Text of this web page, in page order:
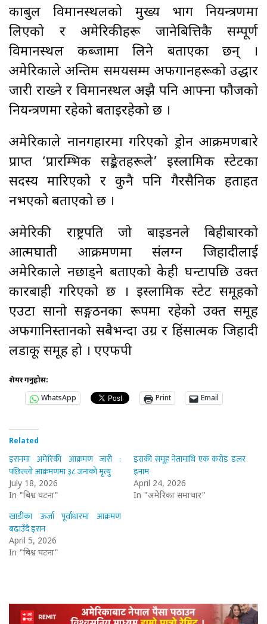
काबुल विमानस्थलको मुख्य भाग नियन्त्रणमा
लिएको र अमेरिकीहरू जानेबित्तिकै सम्पूर्ण
विमानस्थल कब्जामा लिने बताएका छन् ।
अमेरिकाले अन्तिम समयसम्म अफगानहरूको उद्धार
जारी राख्ने र विमानस्थल अझै पनि आफ्ना फौजको
नियन्त्रणमा रहेको बताइरहेको छ ।
अमेरिकाले नानगहारमा गरिएको ड्रोन आक्रमणबारे
प्राप्त ‘प्रारम्भिक सङ्केतहरूले’ इस्लामिक स्टेटका
सदस्य मारिएको र कुनै पनि गैरसैनिक हताहत
नभएको बताएको छ ।
अमेरिकी राष्ट्रपति जो बाइडनले बिहीबारको
आत्मघाती आक्रमणमा संलग्न जिहादीलाई
अमेरिकाले नछाड्ने बताएको केही घन्टापछि उक्त
कारबाही गरिएको छ । इस्लामिक स्टेट समूहको
एउटा सानो सङ्गठनका रूपमा रहेको उक्त समूह
अफगानिस्तानको सबैभन्दा उग्र र हिंसात्मक जिहादी
लडाकू समूह हो । एएफपी
शेयर गर्नुहोस:
WhatsApp
Print Email
Related
इरानमा अमेरिकी आक्रमण जारी :
पछिल्लो आक्रमणमा ३८ जनाको मृत्यु
July 18, 2026
In "बिश्व घटना"
इराकी समूह नेतामाथि एक करोड डलर
इनाम
April 24, 2026
In "अमेरिका समाचार"
खाडीका ऊर्जा पूर्वाधारमा आक्रमण
बढाउँदै इरान
April 5, 2026
In "बिश्व घटना"